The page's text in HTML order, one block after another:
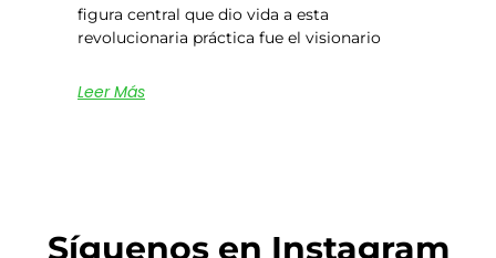
figura central que dio vida a esta
revolucionaria práctica fue el visionario
Leer Más
Síguenos en Instagram